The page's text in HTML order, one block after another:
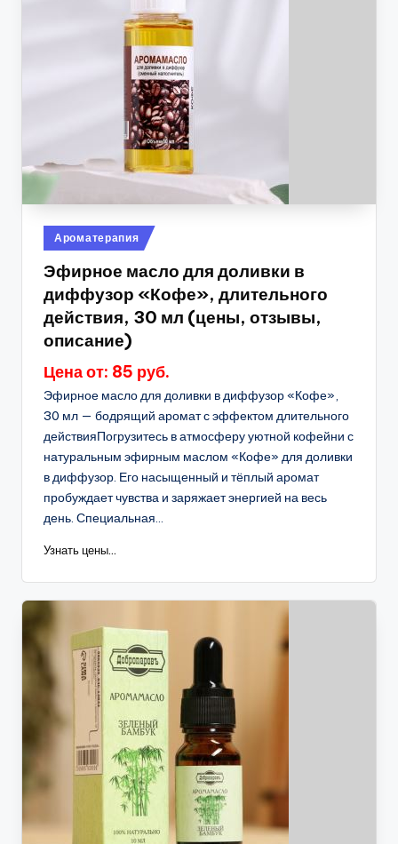
Опубликовано
в
Ароматерапия
Эфирное масло для доливки в
диффузор «Кофе», длительного
действия, 30 мл (цены, отзывы,
описание)
Цена от: 85 руб.
Эфирное масло для доливки в диффузор «Кофе»,
30 мл — бодрящий аромат с эффектом длительного
действияПогрузитесь в атмосферу уютной кофейни с
натуральным эфирным маслом «Кофе» для доливки
в диффузор. Его насыщенный и тёплый аромат
пробуждает чувства и заряжает энергией на весь
день. Специальная...
Узнать цены...